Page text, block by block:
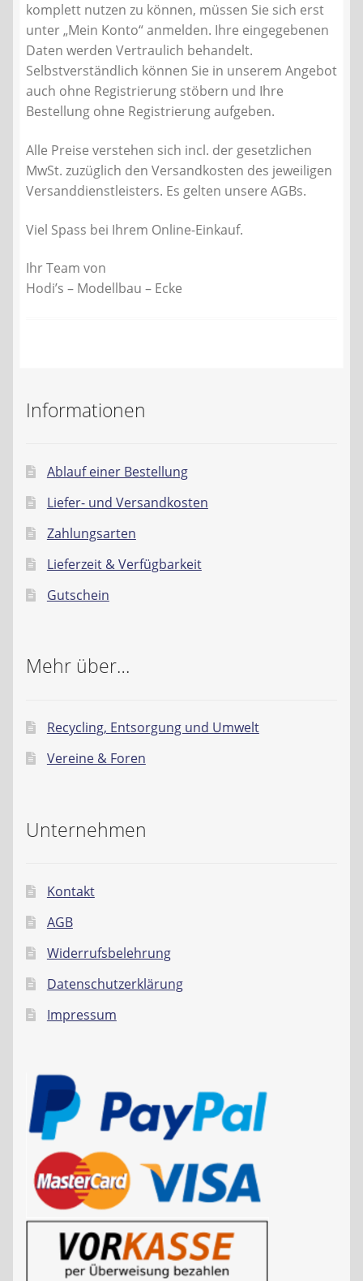
Impressum
komplett nutzen zu können, müssen Sie sich erst
unter „Mein Konto“ anmelden. Ihre eingegebenen
Daten werden Vertraulich behandelt.
Selbstverständlich können Sie in unserem Angebot
auch ohne Registrierung stöbern und Ihre
Bestellung ohne Registrierung aufgeben.
Alle Preise verstehen sich incl. der gesetzlichen
MwSt. zuzüglich den Versandkosten des jeweiligen
Versanddienstleisters. Es gelten unsere AGBs.
Viel Spass bei Ihrem Online-Einkauf.
Ihr Team von
Hodi’s – Modellbau – Ecke
Informationen
Ablauf einer Bestellung
Liefer- und Versandkosten
Zahlungsarten
Lieferzeit & Verfügbarkeit
Gutschein
Mehr über…
Recycling, Entsorgung und Umwelt
Vereine & Foren
Unternehmen
Kontakt
AGB
Widerrufsbelehrung
Datenschutzerklärung
Impressum